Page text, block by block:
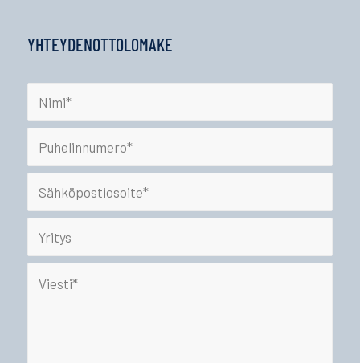
YHTEYDENOTTOLOMAKE